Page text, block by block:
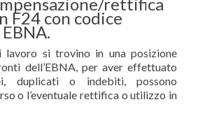
F24 con codice
si trovino in una posizione
dell’EBNA, per aver effettuato
duplicati o indebiti, possono
o l’eventuale rettifica o utilizzo in